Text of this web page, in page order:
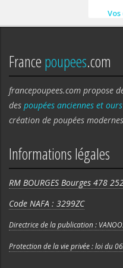
Francepoupees.com
francepoupees.com propose
des poupées anciennes et ours
création de poupées
Informations légales
RM BOURGES Bourges 478
Code NAFA : 3299ZC
Directrice de la publication :
Protection de la vie privée : loi du